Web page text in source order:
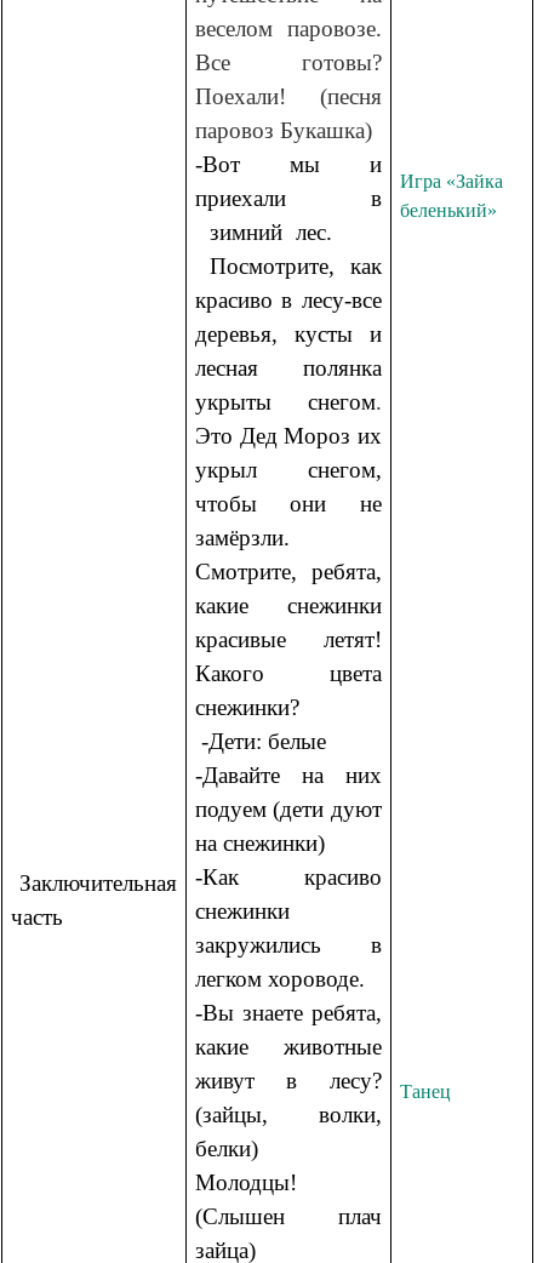
Заключительная
часть
веселом паровозе.
Все готовы?
Поехали! (песня
паровоз Букашка)
-Вот мы и
приехали в
зимний лес.
Посмотрите, как
красиво в лесу-все
деревья, кусты и
лесная полянка
укрыты снегом.
Это Дед Мороз их
укрыл снегом,
чтобы они не
замёрзли.
Смотрите, ребята,
какие снежинки
красивые летят!
Какого цвета
снежинки?
-Дети: белые
-Давайте на них
подуем (дети дуют
на снежинки)
-Как красиво
снежинки
закружились в
легком хороводе.
-Вы знаете ребята,
какие животные
живут в лесу?
(зайцы, волки,
белки)
Молодцы!
(Слышен плач
зайца)
Игра «Зайка
беленький»
Танец